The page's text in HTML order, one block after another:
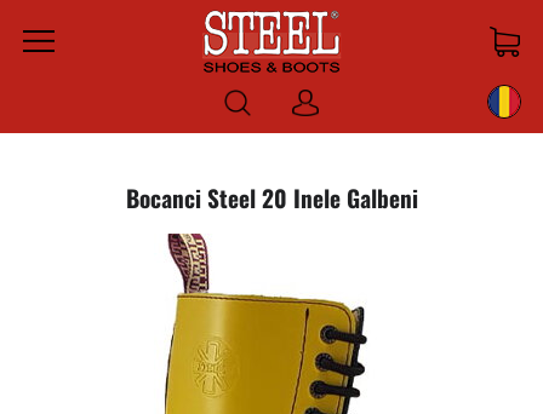
Menu
Log
in
Bocanci Steel 20 Inele Galbeni